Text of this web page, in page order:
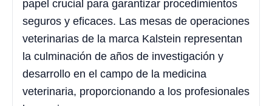
papel crucial para garantizar procedimientos
seguros y eficaces. Las mesas de operaciones
veterinarias de la marca Kalstein representan
la culminación de años de investigación y
desarrollo en el campo de la medicina
veterinaria, proporcionando a los profesionales